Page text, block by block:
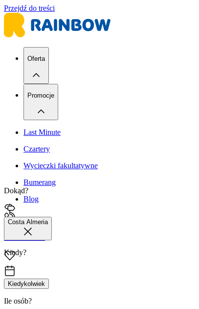
Przejdź do treści
Oferta
Promocje
Last Minute
Czartery
Wycieczki fakultatywne
Bumerang
Blog
42 680 38 51
Dokąd?
Costa Almeria
Kiedy?
Kiedykolwiek
Ile osób?